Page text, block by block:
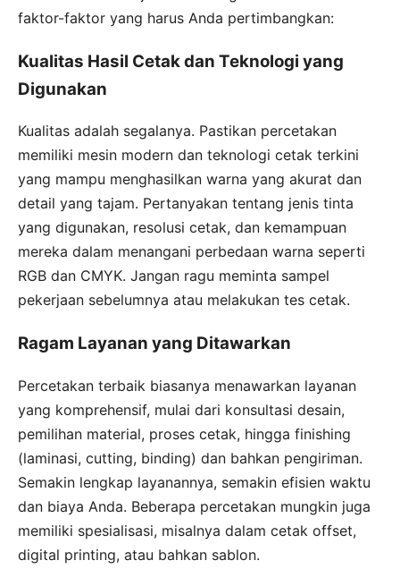
faktor-faktor yang harus Anda pertimbangkan:
Kualitas Hasil Cetak dan Teknologi yang
Digunakan
Kualitas adalah segalanya. Pastikan percetakan
memiliki mesin modern dan teknologi cetak terkini
yang mampu menghasilkan warna yang akurat dan
detail yang tajam. Pertanyakan tentang jenis tinta
yang digunakan, resolusi cetak, dan kemampuan
mereka dalam menangani perbedaan warna seperti
RGB dan CMYK. Jangan ragu meminta sampel
pekerjaan sebelumnya atau melakukan tes cetak.
Ragam Layanan yang Ditawarkan
Percetakan terbaik biasanya menawarkan layanan
yang komprehensif, mulai dari konsultasi desain,
pemilihan material, proses cetak, hingga finishing
(laminasi, cutting, binding) dan bahkan pengiriman.
Semakin lengkap layanannya, semakin efisien waktu
dan biaya Anda. Beberapa percetakan mungkin juga
memiliki spesialisasi, misalnya dalam cetak offset,
digital printing, atau bahkan sablon.